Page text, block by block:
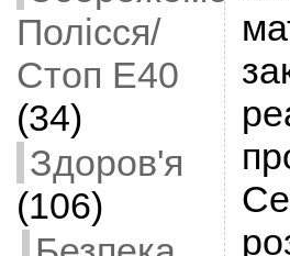
Полісся/
Стоп Е40
(34)
Здоров'я
(106)